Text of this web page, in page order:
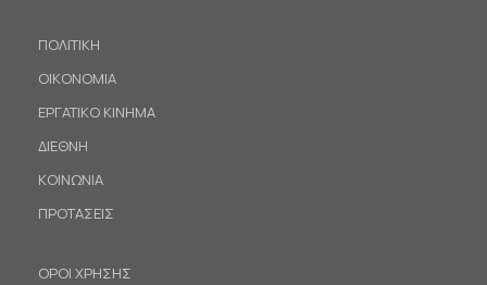
ΠΟΛΙΤΙΚΗ
ΟΙΚΟΝΟΜΙΑ
ΕΡΓΑΤΙΚΟ ΚΙΝΗΜΑ
ΔΙΕΘΝΗ
ΚΟΙΝΩΝΙΑ
ΠΡΟΤΑΣΕΙΣ
ΟΡΟΙ ΧΡΗΣΗΣ